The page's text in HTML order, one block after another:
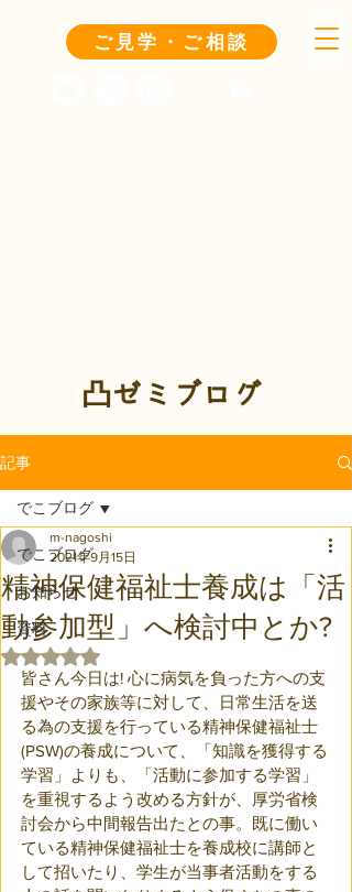
ご見学・ご相談
凸ゼミブログ
記事
でこブログ
お知らせ
資料
でこブログ
精神保健福祉士養成は「活
動参加型」へ検討中とか?
m-nagoshi
2021年9月15日
5つ星のうちNaNと評価されています。
皆さん今日は! 心に病気を負った方への支
援やその家族等に対して、日常生活を送
る為の支援を行っている精神保健福祉士
(PSW)の養成について、「知識を獲得する
学習」よりも、「活動に参加する学習」
を重視するよう改める方針が、厚労省検
討会から中間報告出たとの事。既に働い
ている精神保健福祉士を養成校に講師と
して招いたり、学生が当事者活動をする